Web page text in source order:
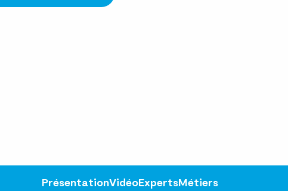
PrésentationVidéoExpertsMétiers